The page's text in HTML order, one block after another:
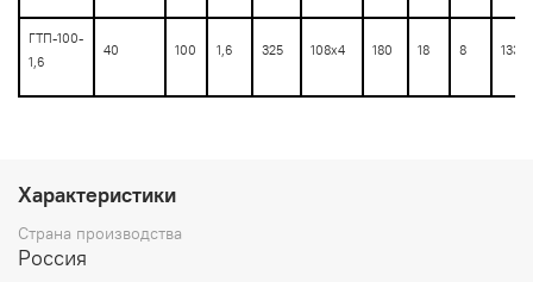
ГТП-100-
1,6
40 100 1,6 325 108х4 180 18 8
Характеристики
Страна производства
Россия